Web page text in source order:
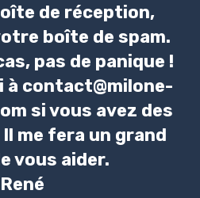
de réception,
boîte de spam.
pas de panique !
contact@milone-
si vous avez des
me fera un grand
vous aider.
René